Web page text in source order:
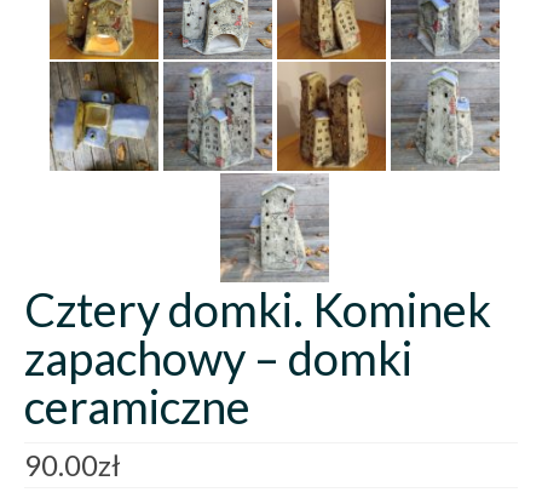
Cztery domki. Kominek
zapachowy – domki
ceramiczne
90.00zł